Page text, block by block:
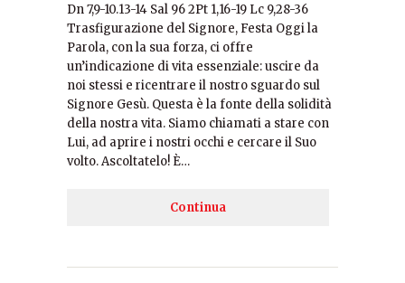
Dn 7,9-10.13-14 Sal 96 2Pt 1,16-19 Lc 9,28-36
Trasfigurazione del Signore, Festa Oggi la
Parola, con la sua forza, ci offre
un’indicazione di vita essenziale: uscire da
noi stessi e ricentrare il nostro sguardo sul
Signore Gesù. Questa è la fonte della solidità
della nostra vita. Siamo chiamati a stare con
Lui, ad aprire i nostri occhi e cercare il Suo
volto. Ascoltatelo! È…
Continua